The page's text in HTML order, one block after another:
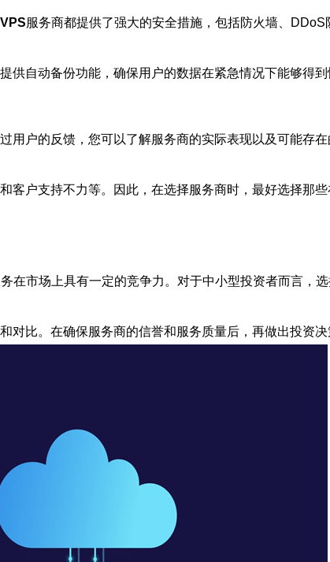
VPS服务商都提供了强大的安全措施，包括防火墙、
自动备份功能，确保用户的数据在紧急情况下能够得到
户的反馈，您可以了解服务商的实际表现以及可能存
客户支持不力等。因此，在选择服务商时，最好选择那
在市场上具有一定的竞争力。对于中小型投资者而言，
比。在确保服务商的信誉和服务质量后，再做出投资